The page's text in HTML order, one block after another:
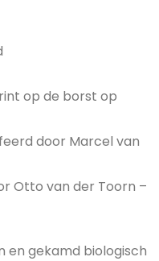
op de borst op
door Marcel van
Otto van der Toorn –
en gekamd biologisch